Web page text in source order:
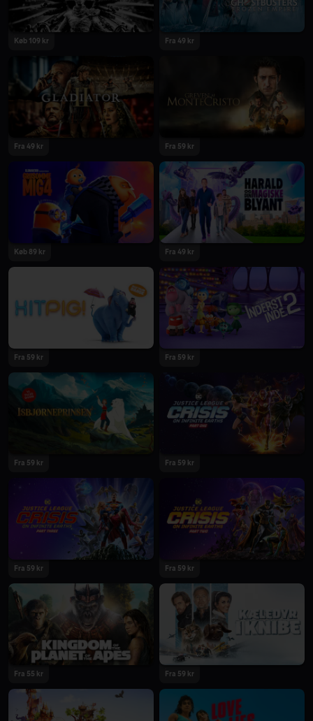
Køb 109 kr
2024
Fra 49 kr
Fra 49 kr
2024
Fra 59 kr
2024
Køb 89 kr Fra 49 kr
2024
Fra 59 kr
2024
Fra 59 kr
2024
Fra 59 kr
2024
Fra 59 kr
Fra 59 kr
2024
Fra 59 kr
Fra 55 kr Fra 59 kr